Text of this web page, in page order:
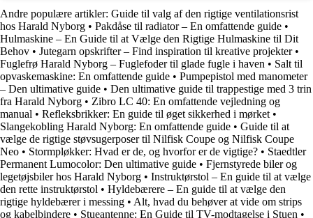
Andre populære artikler: Guide til valg af den rigtige ventilationsrist
hos Harald Nyborg • Pakdåse til radiator – En omfattende guide •
Hulmaskine – En Guide til at Vælge den Rigtige Hulmaskine til Dit
Behov • Jutegarn opskrifter – Find inspiration til kreative projekter•
Fuglefrø Harald Nyborg – Fuglefoder til glade fugle i haven • Salt til
opvaskemaskine: En omfattende guide • Pumpepistol med manometer
– Den ultimative guide • Den ultimative guide til trappestige med 3 trin
fra Harald Nyborg • Zibro LC 40: En omfattende vejledning og
manual • Refleksbrikker: En guide til øget sikkerhed i mørket •
Slangekobling Harald Nyborg: En omfattende guide • Guide til at
vælge de rigtige støvsugerposer til Nilfisk Coupe og Nilfisk Coupe
Neo • Stormpløkker: Hvad er de, og hvorfor er de vigtige? • Staedtler
Permanent Lumocolor: Den ultimative guide • Fjernstyrede biler og
legetøjsbiler hos Harald Nyborg • Instruktørstol – En guide til at vælge
den rette instruktørstol • Hyldebærere – En guide til at vælge den
rigtige hyldebærer i messing • Alt, hvad du behøver at vide om strips
og kabelbindere • Stueantenne: En Guide til TV-modtagelse i Stuen •